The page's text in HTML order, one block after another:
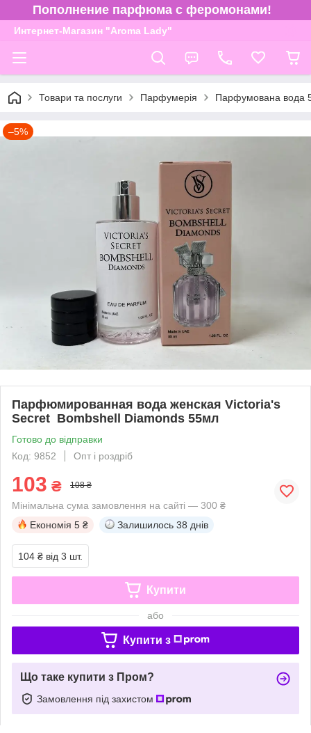
Пополнение парфюма с феромонами!
Интернет-Магазин "Aroma Lady"
Товари та послуги Парфумерія Парфумована вода
–5%
Парфюмированная вода женская Victoria's
Secret Bombshell Diamonds 55мл
Готово до відправки
Код: 9852
Опт і роздріб
103 ₴ 108 ₴
Мінімальна сума замовлення на сайті — 300 ₴
Економія 5 ₴ Залишилось 38 днів
104 ₴ від 3 шт.
Купити
або
Купити з
Що таке купити з Пром?
Замовлення під захистом